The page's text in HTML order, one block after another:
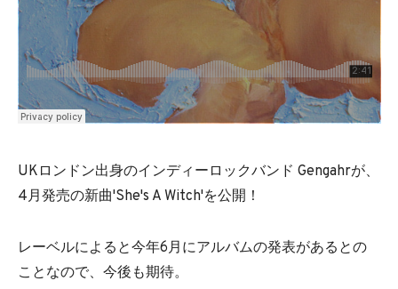
UKロンドン出身のインディーロックバンド Gengahrが、
4月発売の新曲'She's A Witch'を公開！
レーベルによると今年6月にアルバムの発表があるとの
ことなので、今後も期待。